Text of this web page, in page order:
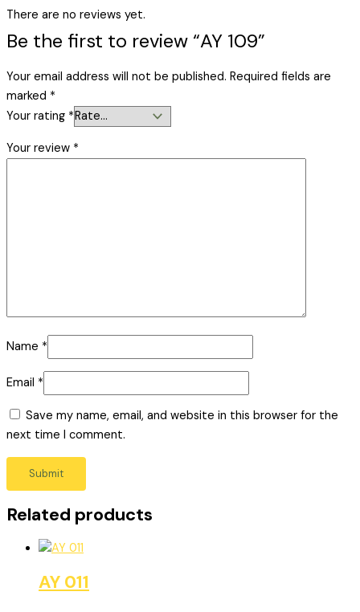
There are no reviews yet.
Be the first to review “AY 109”
Your email address will not be published. Required fields are
marked *
Your rating *
Your review *
Name *
Email *
Save my name, email, and website in this browser for the
next time I comment.
Related products
AY 011